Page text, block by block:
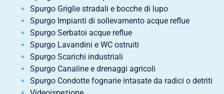
Spurgo Griglie stradali e bocche di lupo
Spurgo Impianti di sollevamento acque reflue
Spurgo Serbatoi acque reflue
Spurgo Lavandini e WC ostruiti
Spurgo Scarichi industriali
Spurgo Canaline e drenaggi agricoli
Spurgo Condotte fognarie intasate da radici o detriti